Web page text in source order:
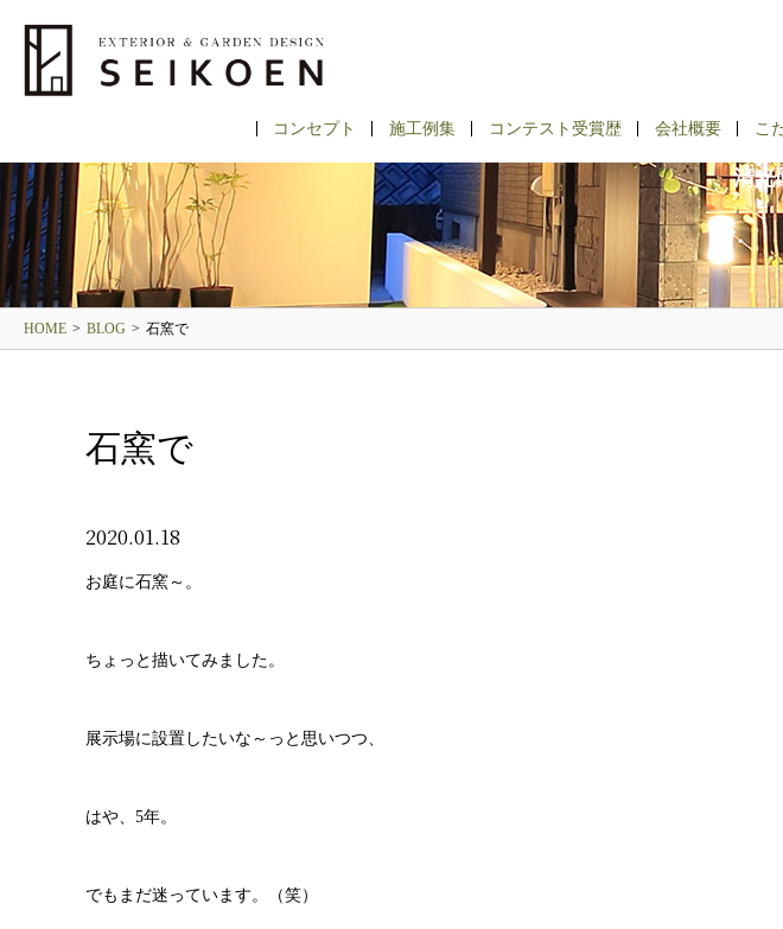
コンセプト 施工例集 コンテスト受賞歴 会社概要 こ
清光
HOME > BLOG > 石窯で
石窯で
2020.01.18
お庭に石窯～。
ちょっと描いてみました。
展示場に設置したいな～っと思いつつ、
はや、5年。
でもまだ迷っています。（笑）